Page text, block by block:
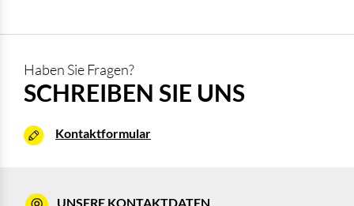
Haben Sie Fragen?
SCHREIBEN SIE UNS
Kontaktformular
UNSERE KONTAKTDATEN